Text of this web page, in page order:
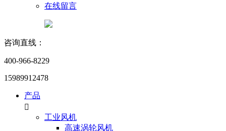
在线留言
咨询直线：
400-966-8229
15989912478
产品

工业风机
高速涡轮风机